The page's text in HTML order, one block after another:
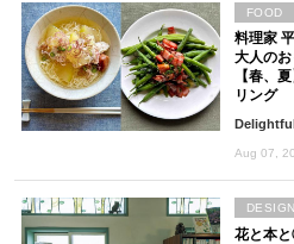
料理家
大人のお
【春、
リング
Aug 07,
FOOD
花と本